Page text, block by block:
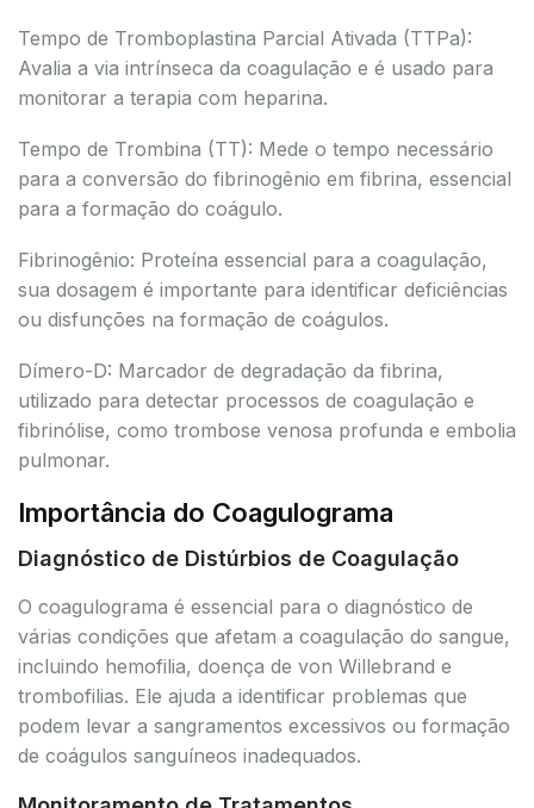
Tempo de Tromboplastina Parcial Ativada (TTPa):
Avalia a via intrínseca da coagulação e é usado para
monitorar a terapia com heparina.
Tempo de Trombina (TT): Mede o tempo necessário
para a conversão do fibrinogênio em fibrina, essencial
para a formação do coágulo.
Fibrinogênio: Proteína essencial para a coagulação,
sua dosagem é importante para identificar deficiências
ou disfunções na formação de coágulos.
Dímero-D: Marcador de degradação da fibrina,
utilizado para detectar processos de coagulação e
fibrinólise, como trombose venosa profunda e embolia
pulmonar.
Importância do Coagulograma
Diagnóstico de Distúrbios de Coagulação
O coagulograma é essencial para o diagnóstico de
várias condições que afetam a coagulação do sangue,
incluindo hemofilia, doença de von Willebrand e
trombofilias. Ele ajuda a identificar problemas que
podem levar a sangramentos excessivos ou formação
de coágulos sanguíneos inadequados.